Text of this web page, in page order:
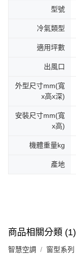
型號
冷氣類型
適用坪數
出風口
外型尺寸mm(寬
x高x深)
安裝尺寸mm(寬
x高)
機體重量kg
產地
商品相關分類 (1)
智慧空調 窗型系列